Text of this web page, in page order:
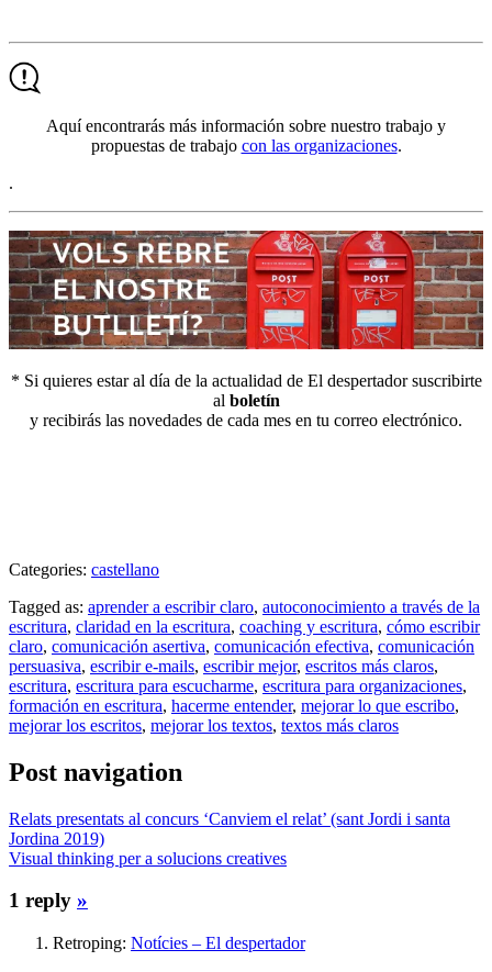
Aquí encontrarás más información sobre nuestro trabajo y
propuestas de trabajo con las organizaciones.
.
* Si quieres estar al día de la actualidad de El despertador suscribirte
al boletín
y recibirás las novedades de cada mes en tu correo electrónico.
Categories: castellano
Tagged as: aprender a escribir claro, autoconocimiento a través de la
escritura, claridad en la escritura, coaching y escritura, cómo escribir
claro, comunicación asertiva, comunicación efectiva, comunicación
persuasiva, escribir e-mails, escribir mejor, escritos más claros,
escritura, escritura para escucharme, escritura para organizaciones,
formación en escritura, hacerme entender, mejorar lo que escribo,
mejorar los escritos, mejorar los textos, textos más claros
Post navigation
Relats presentats al concurs ‘Canviem el relat’ (sant Jordi i santa
Jordina 2019)
Visual thinking per a solucions creatives
1 reply »
Retroping: Notícies – El despertador